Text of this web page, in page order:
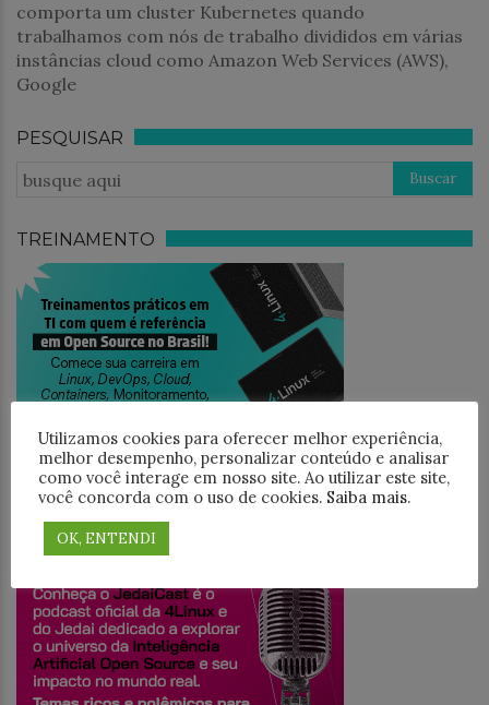
comporta um cluster Kubernetes quando
trabalhamos com nós de trabalho divididos em várias
instâncias cloud como Amazon Web Services (AWS),
Google
PESQUISAR
TREINAMENTO
JEDAICAST
Utilizamos cookies para oferecer melhor experiência,
melhor desempenho, personalizar conteúdo e analisar
como você interage em nosso site. Ao utilizar este site,
você concorda com o uso de cookies. Saiba mais.
OK, ENTENDI